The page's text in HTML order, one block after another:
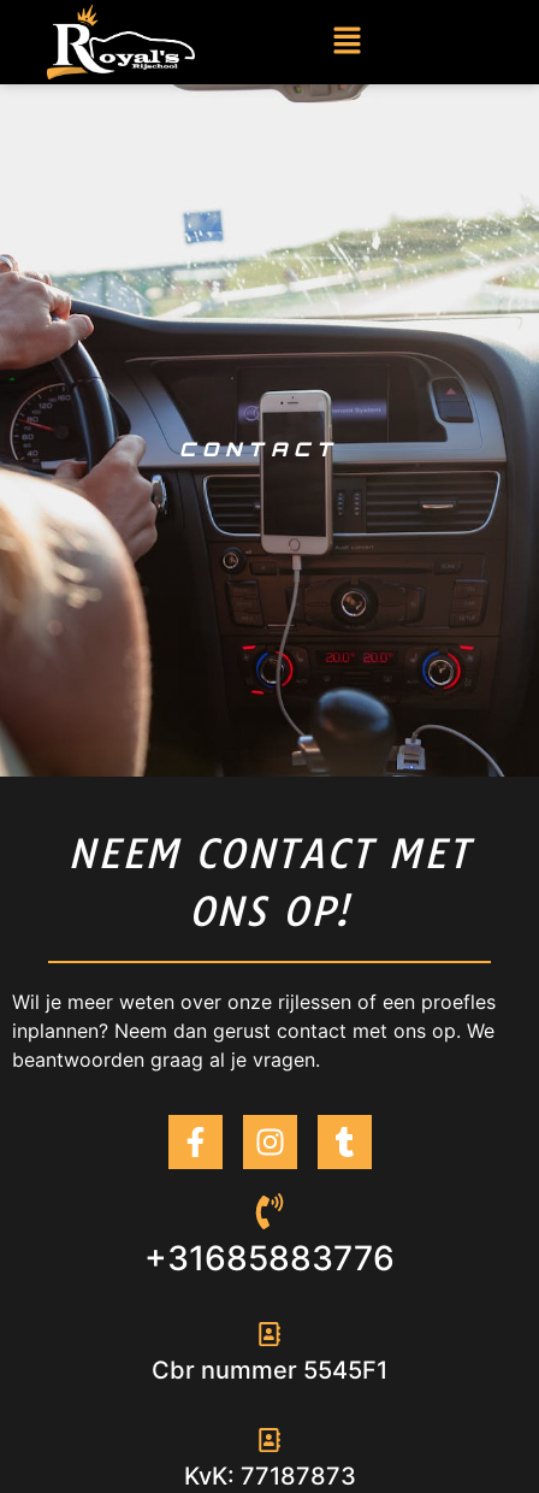
CONTACT
NEEM CONTACT MET
ONS OP!
Wil je meer weten over onze rijlessen of een proefles
inplannen? Neem dan gerust contact met ons op. We
beantwoorden graag al je vragen.
+31685883776
Cbr nummer 5545F1
KvK: 77187873